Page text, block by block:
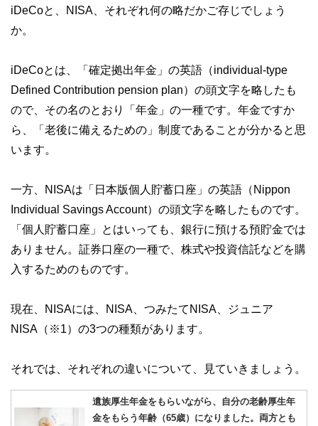
iDeCoと、NISA、それぞれ何の略だかご存じでしょう
か。
iDeCoとは、「確定拠出年金」の英語（individual-type
Defined Contribution pension plan）の頭文字を略したも
ので、その名のとおり「年金」の一種です。年金ですか
ら、「老後に備えるための」制度であることが分かると思
います。
一方、NISAは「日本版個人貯蓄口座」の英語（Nippon
Individual Savings Account）の頭文字を略したものです。
「個人貯蓄口座」とはいっても、銀行に預ける預貯金では
ありません。証券口座の一種で、株式や投資信託などを購
入するためのものです。
現在、NISAには、NISA、つみたてNISA、ジュニア
NISA（※1）の3つの種類があります。
それでは、それぞれの違いについて、見ていきましょう。
遺族厚生年金をもらいながら、自分の老齢厚生年
金をもらう年齢（65歳）になりました。両方とも